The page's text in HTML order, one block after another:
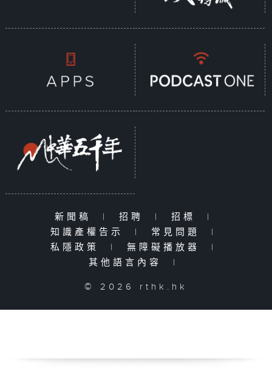
新聞稿 | 招聘 | 招標
|
知識產權告示
| 常見問題
|
私隱政策
| 無障礙播放器
|
其他語言內容
|
© 2026 rthk.hk